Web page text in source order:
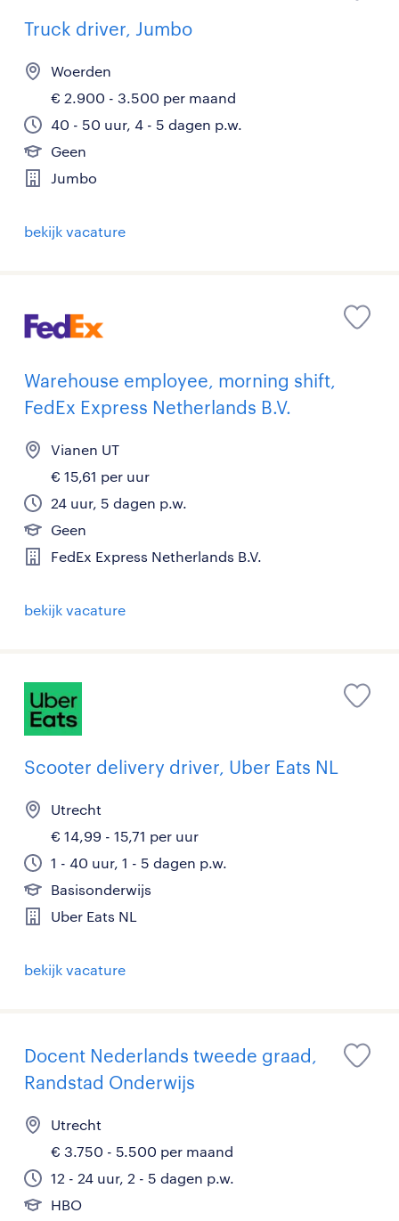
Truck driver, Jumbo
Woerden
€ 2.900 - 3.500 per maand
40 - 50 uur, 4 - 5 dagen p.w.
Geen
Jumbo
bekijk vacature
Warehouse employee, morning shift,
FedEx Express Netherlands B.V.
Vianen UT
€ 15,61 per uur
24 uur, 5 dagen p.w.
Geen
FedEx Express Netherlands B.V.
bekijk vacature
Scooter delivery driver, Uber Eats NL
Utrecht
€ 14,99 - 15,71 per uur
1 - 40 uur, 1 - 5 dagen p.w.
Basisonderwijs
Uber Eats NL
bekijk vacature
Docent Nederlands tweede graad,
Randstad Onderwijs
Utrecht
€ 3.750 - 5.500 per maand
12 - 24 uur, 2 - 5 dagen p.w.
HBO